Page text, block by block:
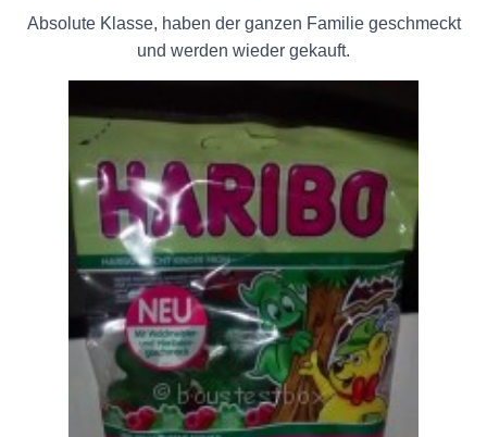
Absolute Klasse, haben der ganzen Familie geschmeckt
und werden wieder gekauft.